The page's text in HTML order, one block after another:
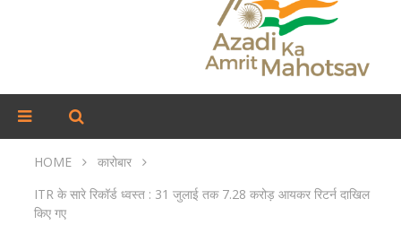
HOME
कारोबार
ITR के सारे रिकॉर्ड ध्वस्त : 31 जुलाई तक 7.28 करोड़ आयकर रिटर्न दाखिल
किए गए